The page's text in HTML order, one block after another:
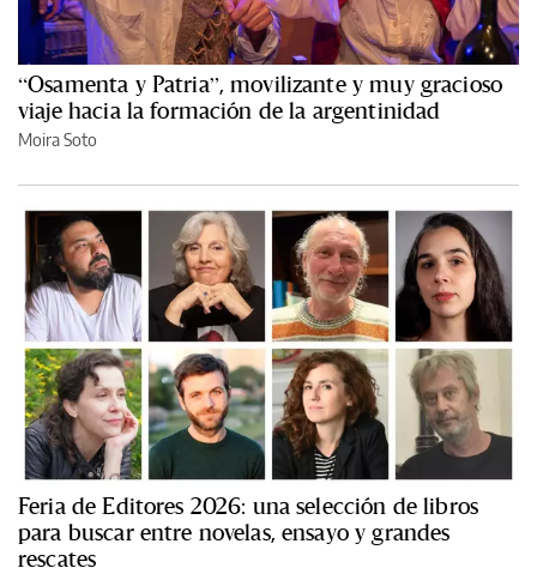
“Osamenta y Patria”, movilizante y muy gracioso
viaje hacia la formación de la argentinidad
Moira Soto
Feria de Editores 2026: una selección de libros
para buscar entre novelas, ensayo y grandes
rescates